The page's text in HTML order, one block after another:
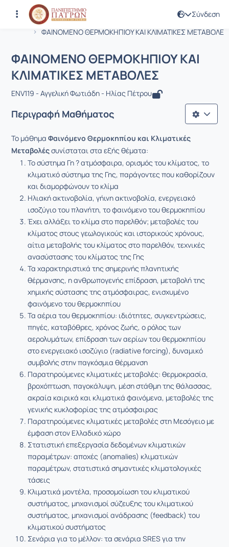
Σύνδεση
Αρχική Σελίδα
ΦΑΙΝΟΜΕΝΟ ΘΕΡΜΟΚΗΠΙΟΥ ΚΑΙ ΚΛΙΜΑΤΙΚΕΣ ΜΕΤΑΒΟΛΕΣ
Μάθημα : ΦΑΙΝΟΜΕΝΟ
Κωδικός : ENV119
ΦΑΙΝΟΜΕΝΟ ΘΕΡΜΟΚΗΠΙΟΥ ΚΑΙ
ΚΛΙΜΑΤΙΚΕΣ ΜΕΤΑΒΟΛΕΣ
ENV119 - Αγγελική Φωτιάδη - Ηλίας Πέτρου
Περιγραφή Μαθήματος
Το μάθημα Φαινόμενο Θερμοκηπίου και Κλιματικές
Μεταβολέςσυνίσταται στα εξής θέματα:
Το σύστημα Γη ? ατμόσφαιρα, ορισμός του κλίματος, το
κλιματικό σύστημα της Γης, παράγοντες που καθορίζουν
και διαμορφώνουν το κλίμα
Ηλιακή ακτινοβολία, γήινη ακτινοβολία, ενεργειακό
ισοζύγιο του πλανήτη, το φαινόμενο του θερμοκηπίου
Έχει αλλάξει το κλίμα στο παρελθόν; μεταβολές του
κλίματος στους γεωλογικούς και ιστορικούς χρόνους,
αίτια μεταβολής του κλίματος στο παρελθόν, τεχνικές
ανασύστασης του κλίματος της Γης
Τα χαρακτηριστικά της σημερινής πλανητικής
θέρμανσης, η ανθρωπογενής επίδραση, μεταβολή της
χημικής σύστασης της ατμόσφαιρας, ενισχυμένο
φαινόμενο του θερμοκηπίου
Τα αέρια του θερμοκηπίου: ιδιότητες, συγκεντρώσεις,
πηγές, καταβόθρες, χρόνος ζωής, ο ρόλος των
αερολυμάτων, επίδραση των αερίων του θερμοκηπίου
στο ενεργειακό ισοζύγιο (radiative forcing), δυναμικό
συμβολής στην παγκόσμια θέρμανση
Παρατηρούμενες κλιματικές μεταβολές: θερμοκρασία,
βροχόπτωση, παγοκάλυψη, μέση στάθμη της θάλασσας,
ακραία καιρικά και κλιματικά φαινόμενα, μεταβολές της
γενικής κυκλοφορίας της ατμόσφαιρας
Παρατηρούμενες κλιματικές μεταβολές στη Μεσόγειο με
έμφαση στον Ελλαδικό χώρο
Στατιστική επεξεργασία δεδομένων κλιματικών
παραμέτρων: αποχές (anomalies) κλιματικών
παραμέτρων, στατιστικά σημαντικές κλιματολογικές
τάσεις
Κλιματικά μοντέλα, προσομοίωση του κλιματικού
συστήματος, μηχανισμοί σύζευξης του κλιματικού
συστήματος, μηχανισμοί ανάδρασης (feedback) του
κλιματικού συστήματος
Σενάρια για το μέλλον: τα σενάρια SRES για την